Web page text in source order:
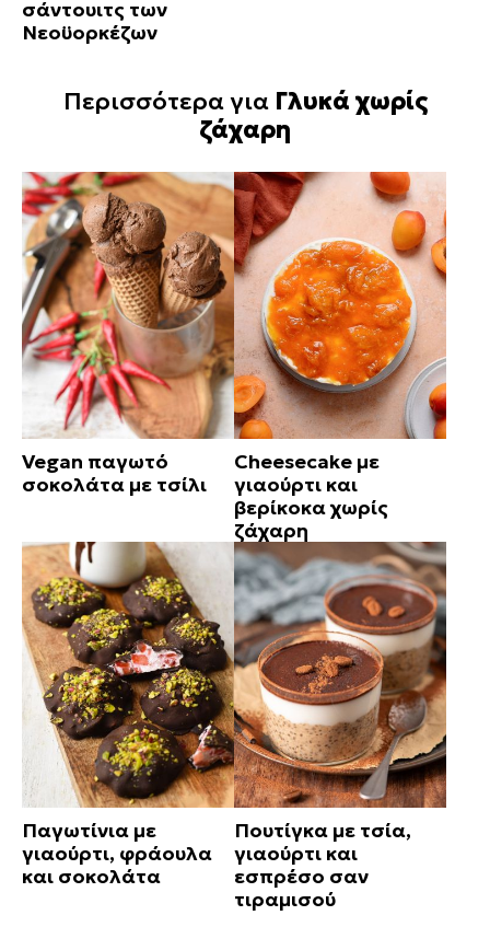
σάντουιτς των
Νεοϋορκέζων
Περισσότερα για Γλυκά χωρίς
ζάχαρη
Vegan παγωτό
σοκολάτα με τσίλι
Cheesecake με
γιαούρτι και
βερίκοκα χωρίς
ζάχαρη
Παγωτίνια με
γιαούρτι, φράουλα
και σοκολάτα
Πουτίγκα με τσία,
γιαούρτι και
εσπρέσο σαν
τιραμισού